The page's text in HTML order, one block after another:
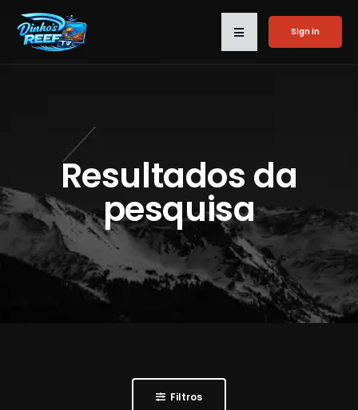
Sign in
Resultados da
pesquisa
Filtros